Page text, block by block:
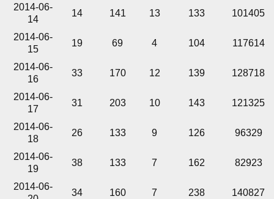
2014-06-
14
14 141 13 133 101405
2014-06-
15
19 69 4 104 117614
2014-06-
16
33 170 12 139 128718
2014-06-
17
31 203 10 143 121325
2014-06-
18
26 133 9 126 96329
2014-06-
19
38 133 7 162 82923
2014-06-
34 160 7 238 140827